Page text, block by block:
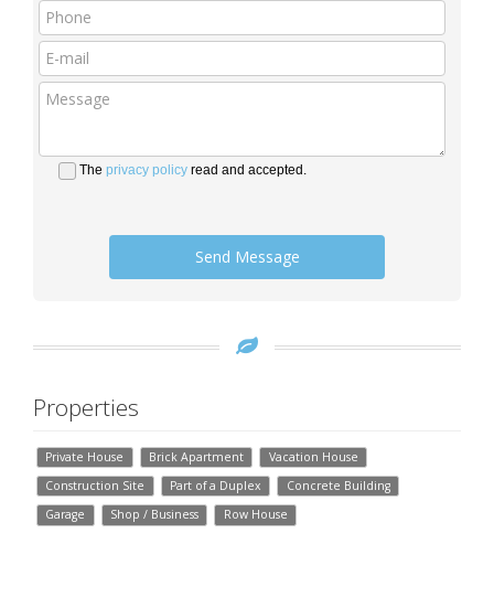
The privacy policy read and accepted.
Send Message
Properties
Private House Brick Apartment
Vacation House
Construction Site
Part of a Duplex
Concrete Building
Garage
Shop / Business Row House